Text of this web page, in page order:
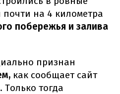
на 4 километра
побережья и залива
признан
как сообщает сайт
Только тогда